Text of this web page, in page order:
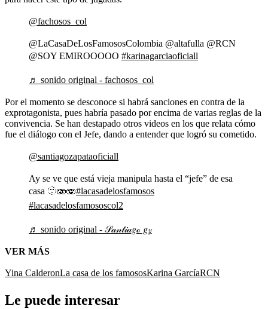
@fachosos_col
@LaCasaDeLosFamososColombia @altafulla @RCN
@SOY EMIROOOOO #karinagarciaoficiall
♬ sonido original - fachosos_col
Por el momento se desconoce si habrá sanciones en contra de la
exprotagonista, pues habría pasado por encima de varias reglas de la
convivencia. Se han destapado otros videos en los que relata cómo
fue el diálogo con el Jefe, dando a entender que logró su cometido.
@santiagozapataoficiall
Ay se ve que está vieja manipula hasta el “jefe” de esa
casa 🫥🫨🫨#lacasadelosfamosos
#lacasadelosfamososcol2
♬ sonido original - 𝒮𝒶𝓃𝓉𝒾𝒶𝑔ℴ 𝑔𝓏
VER MÁS
Yina CalderonLa casa de los famososKarina GarcíaRCN
Le puede interesar